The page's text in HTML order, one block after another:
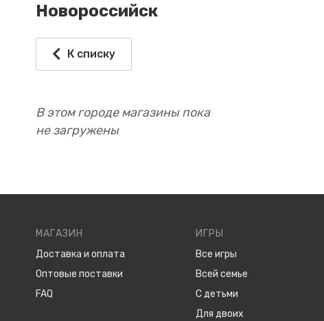
Новороссийск
К списку
В этом городе магазины пока
не загружены
МАГАЗИН
Доставка и оплата
Оптовые поставки
FAQ
ИГРЫ
Все игры
Всей семье
С детьми
Для двоих